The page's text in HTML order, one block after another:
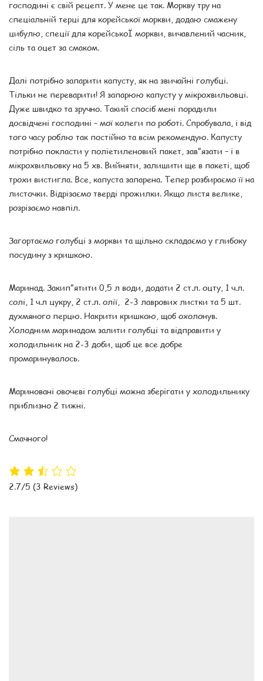
господині є свій рецепт. У мене це так. Моркву тру на
спеціальній терці для корейської моркви, додаю смажену
цибулю, спеції для корейськоЇ моркви, вичавлений часник,
сіль та оцет за смаком.
Далі потрібно запарити капусту, як на звичайні голубці.
Тільки не переварити! Я запарюю капусту у мікрохвильовці.
Дуже швидко та зручно. Такий спосіб мені порадили
досвідчені господині – мої колеги по роботі. Спробувала, і від
того часу роблю так постійно та всім рекомендую. Капусту
потрібно покласти у поліетиленовий пакет, зав”язати – і в
мікрохвильовку на 5 хв. Вийняти, залишити ще в пакеті, щоб
трохи вистигла. Все, капуста запарена. Тепер розбираємо її на
листочки. Відрізаємо тверді прожилки. Якщо листя велике,
розрізаємо навпіл.
Загортаємо голубці з моркви та щільно складаємо у глибоку
посудину з кришкою.
Маринад. Закип”ятити 0,5 л води, додати 2 ст.л. оцту, 1 ч.л.
солі, 1 ч.л цукру, 2 ст.л. олії, 2-3 лаврових листки та 5 шт.
духмяного перцю. Накрити кришкою, щоб охолонув.
Холодним маринадом залити голубці та відправити у
холодильник на 2-3 доби, щоб це все добре
промаринувалось.
Мариновані овочеві голубці можна зберігати у холодильнику
приблизно 2 тижні.
Смачного!
2.7/5 (3 Reviews)